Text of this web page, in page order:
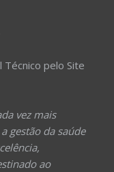
Técnico pelo Site
vez mais
gestão da saúde
ao